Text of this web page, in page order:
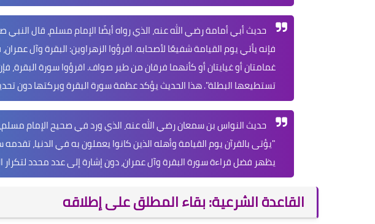
حديث أبي أمامة رضي الله عنه، الذي رواه أيضًا الإمام مسلم، قال النبي
فإنه يأتي يوم القيامة شفيعًا لأصحابه. اقرؤوا الزهراوين: البقرة وآل
غمامتان أو غيايتان أو كأنهما فرقان من طير صواف.اقرؤوا سورة البقرة،
تستطيعها البطلة". هذا الحديث يؤكد عظمة سورة البقرة وبركتها دون
حديث النواس بن سمعان رضي الله عنه، الذي ورد في صحيح الإمام
"يؤتى بالقرآن يوم القيامة وأهله الذين كانوا يعملون به في الدنيا،
يظهر فضل قراءة سورة البقرة وآل عمران، دون إشارة إلى عدد محدد لتكرار
القاعدة الشرعية: بقاء المطلق على إطلاقه